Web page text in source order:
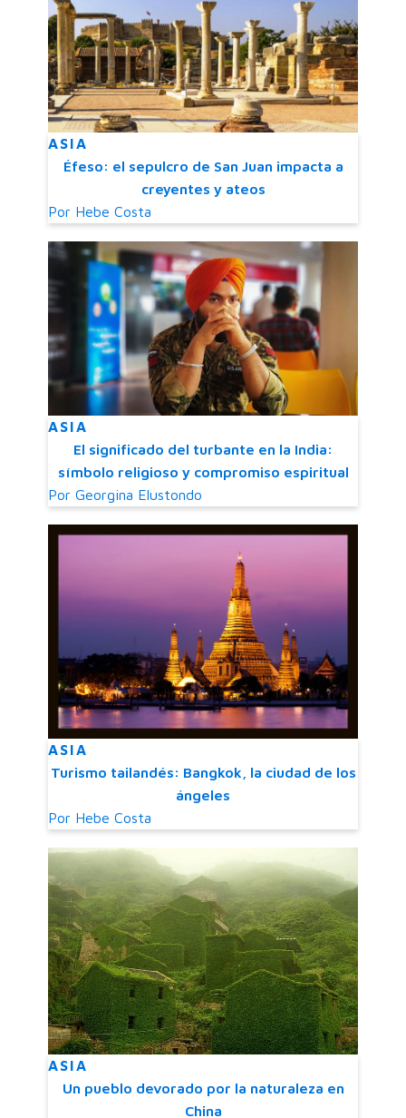
ASIA
Éfeso: el sepulcro de San Juan impacta a
creyentes y ateos
Por Hebe Costa
ASIA
El significado del turbante en la India:
símbolo religioso y compromiso espiritual
Por Georgina Elustondo
ASIA
Turismo tailandés: Bangkok, la ciudad de los
ángeles
Por Hebe Costa
ASIA
Un pueblo devorado por la naturaleza en
China